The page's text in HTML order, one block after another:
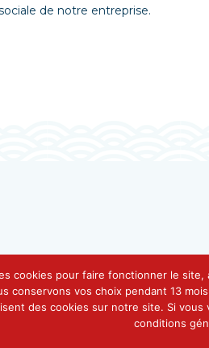
de notre entreprise.
cookies pour faire fonctionner le
conservons vos choix pendant 13
des cookies sur notre site. Si
conditions